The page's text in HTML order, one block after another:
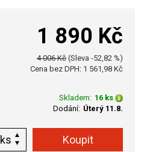
1 890 Kč
4 006 Kč (Sleva -52,82 %)
Cena bez DPH: 1 561,98 Kč
Skladem: 16 ks
Dodání: Úterý 11.8.
ks